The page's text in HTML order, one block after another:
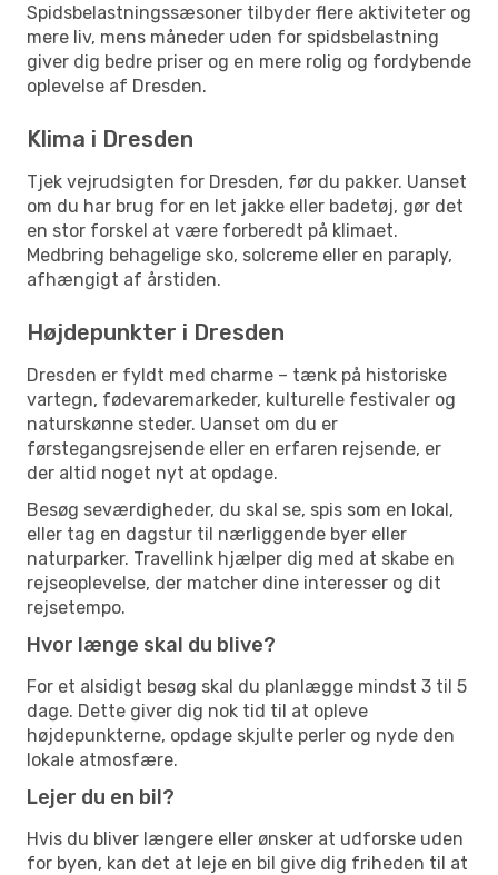
Spidsbelastningssæsoner tilbyder flere aktiviteter og
mere liv, mens måneder uden for spidsbelastning
giver dig bedre priser og en mere rolig og fordybende
oplevelse af Dresden.
Klima i Dresden
Tjek vejrudsigten for Dresden, før du pakker. Uanset
om du har brug for en let jakke eller badetøj, gør det
en stor forskel at være forberedt på klimaet.
Medbring behagelige sko, solcreme eller en paraply,
afhængigt af årstiden.
Højdepunkter i Dresden
Dresden er fyldt med charme – tænk på historiske
vartegn, fødevaremarkeder, kulturelle festivaler og
naturskønne steder. Uanset om du er
førstegangsrejsende eller en erfaren rejsende, er
der altid noget nyt at opdage.
Besøg seværdigheder, du skal se, spis som en lokal,
eller tag en dagstur til nærliggende byer eller
naturparker. Travellink hjælper dig med at skabe en
rejseoplevelse, der matcher dine interesser og dit
rejsetempo.
Hvor længe skal du blive?
For et alsidigt besøg skal du planlægge mindst 3 til 5
dage. Dette giver dig nok tid til at opleve
højdepunkterne, opdage skjulte perler og nyde den
lokale atmosfære.
Lejer du en bil?
Hvis du bliver længere eller ønsker at udforske uden
for byen, kan det at leje en bil give dig friheden til at